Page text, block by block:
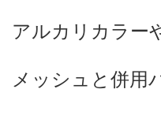
アルカリカラー
メッシュと併用